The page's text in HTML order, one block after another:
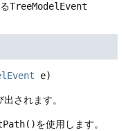
TreeModelEvent
e)
されます。
を使用します。